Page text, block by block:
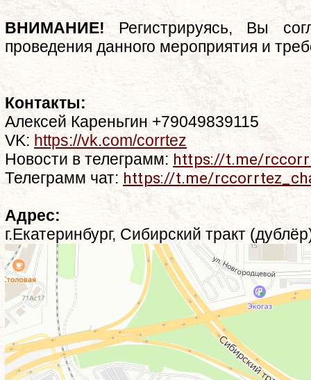
ВНИМАНИЕ! Регистрируясь, Вы
проведения данного мероприятия и
Контакты:
Алексей Кареньгин +79049839115
VK: https://vk.com/corrtez
Новости в телеграмм: https://t.me/
Телеграмм чат: https://t.me/
Адрес:
г.Екатеринбург, Сибирский тракт